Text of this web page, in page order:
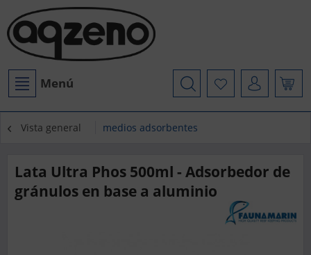
Menú
Vista general medios adsorbentes
Lata Ultra Phos 500ml - Adsorbedor de
gránulos en base a aluminio